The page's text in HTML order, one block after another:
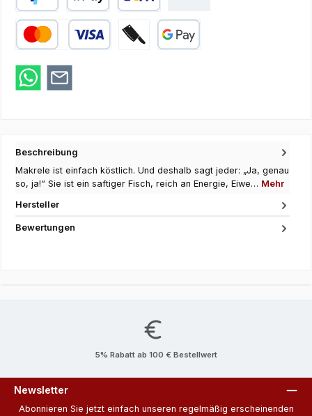
PayPal Apple Pay SEPA Lastschrift
Beschreibung
Makrele ist einfach köstlich. Und deshalb sagt jeder: „Ja, genau
so, ja!“ Sie ist ein saftiger Fisch, reich an Energie, Eiwe… Mehr
Hersteller
Bewertungen
5% Rabatt ab 100 € Bestellwert
Newsletter
Abonnieren Sie jetzt einfach unseren regelmäßig erscheinenden